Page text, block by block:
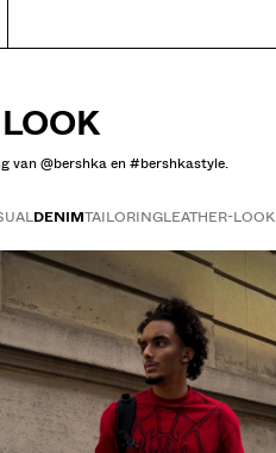
van @bershka en #bershkastyle.
DENIMTAILORINGLEATHER-LOOK
the look